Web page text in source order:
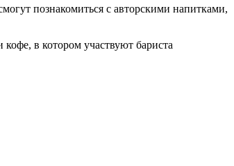
познакомиться с авторскими напитками,
в котором участвуют бариста